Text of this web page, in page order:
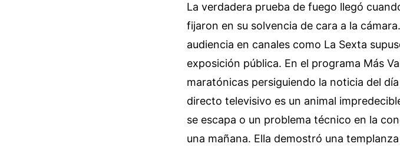
La verdadera prueba de fuego llegó
fijaron en su solvencia de cara a la
audiencia en canales como La Sexta
exposición pública. En el programa Más
maratónicas persiguiendo la noticia del
directo televisivo es un animal
se escapa o un problema técnico en la
una mañana. Ella demostró una